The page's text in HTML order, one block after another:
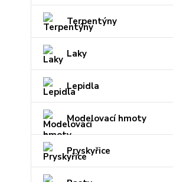
Terpentýny
Laky
Lepidla
Modelovací hmoty
Pryskyřice